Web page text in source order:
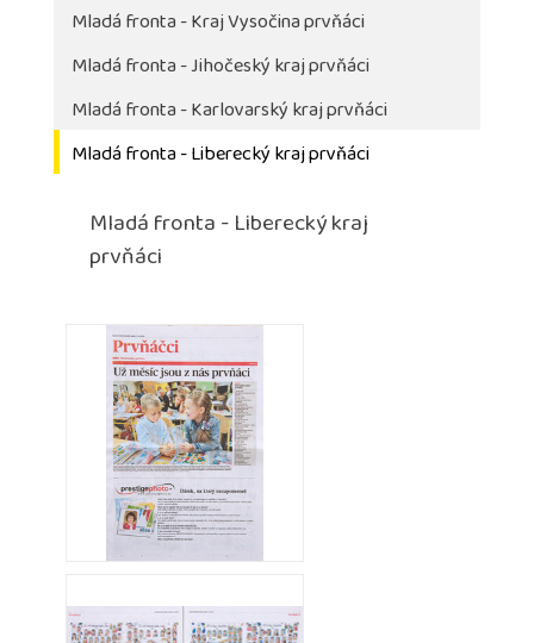
Mladá fronta - Kraj Vysočina prvňáci
Mladá fronta - Jihočeský kraj prvňáci
Mladá fronta - Karlovarský kraj prvňáci
Mladá fronta - Liberecký kraj prvňáci
Mladá fronta - Liberecký kraj
prvňáci